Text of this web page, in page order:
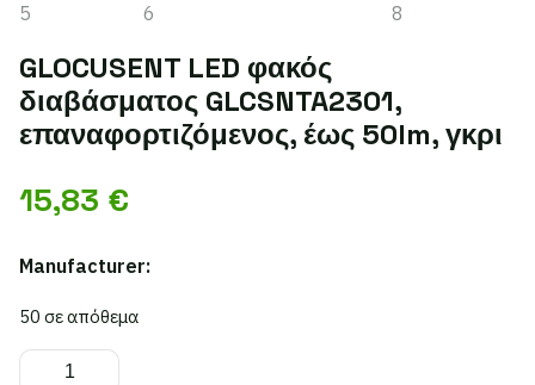
GLOCUSENT LED φακός
διαβάσματος GLCSNTA2301,
επαναφορτιζόμενος, έως 50lm, γκρι
15,83 €
Manufacturer:
50 σε απόθεμα
GLOCUSENT